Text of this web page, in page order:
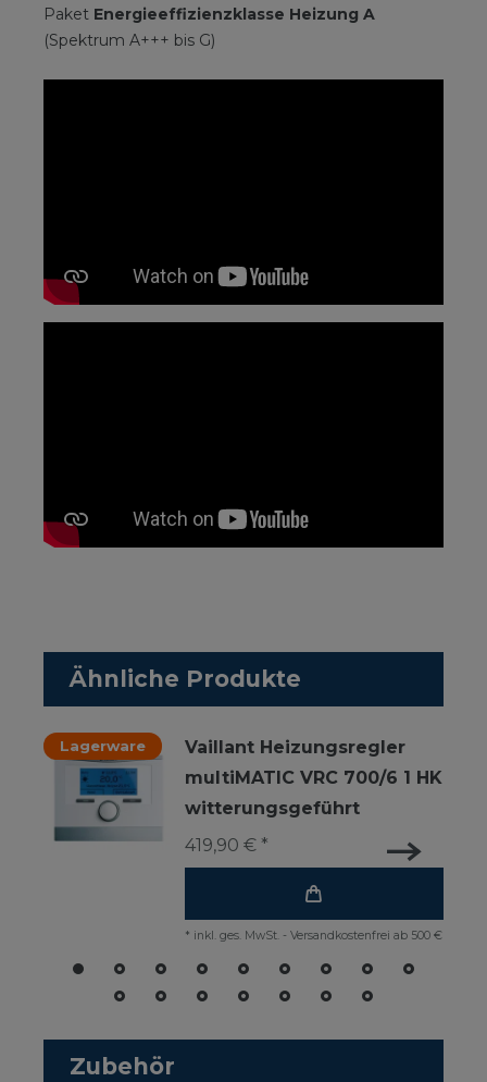
Paket Energieeffizienzklasse Heizung A
(Spektrum A+++ bis G)
Ähnliche Produkte
Lagerware
Vaillant Heizungsregler
multiMATIC VRC 700/6 1 HK
witterungsgeführt
419,90 € *
* inkl. ges. MwSt. - Versandkostenfrei ab 500 €
Zubehör